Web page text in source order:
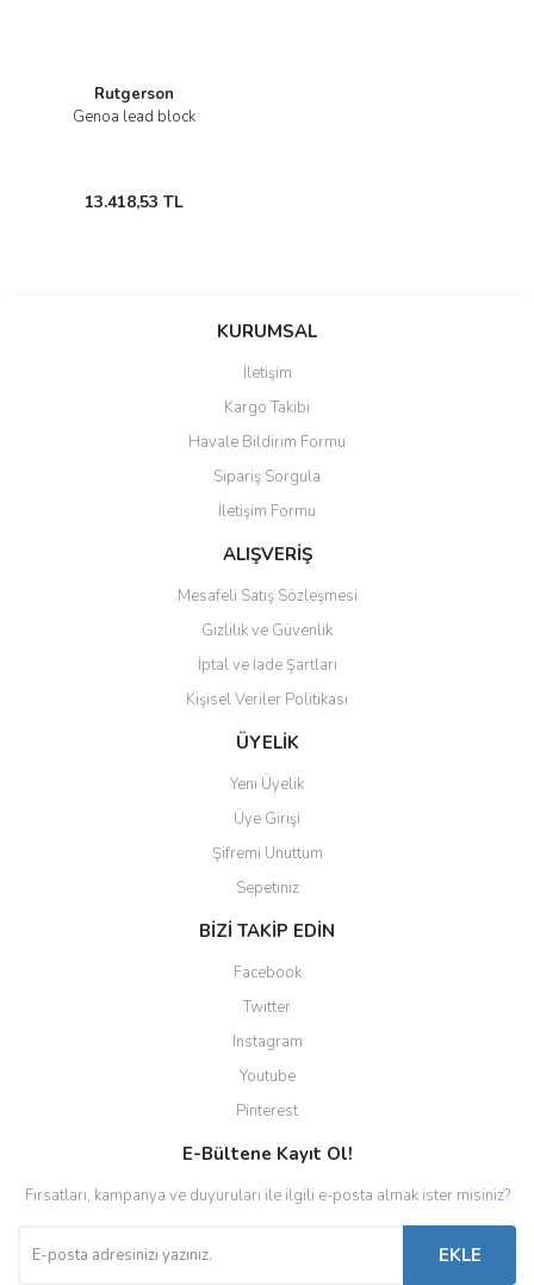
Rutgerson
Genoa lead block
13.418,53 TL
KURUMSAL
İletişim
Kargo Takibi
Havale Bildirim Formu
Sipariş Sorgula
İletişim Formu
ALIŞVERİŞ
Mesafeli Satış Sözleşmesi
Gizlilik ve Güvenlik
İptal ve İade Şartları
Kişisel Veriler Politikası
ÜYELİK
Yeni Üyelik
Üye Girişi
Şifremi Unuttum
Sepetiniz
BİZİ TAKİP EDİN
Facebook
Twitter
Instagram
Youtube
Pinterest
E-Bültene Kayıt Ol!
Fırsatları, kampanya ve duyuruları ile ilgili e-posta almak ister misiniz?
EKLE